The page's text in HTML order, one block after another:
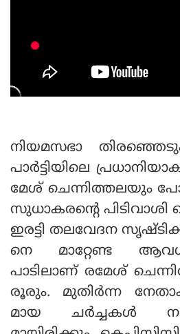
നിയമസഭാ
പാര്‍ട്ടിയിലെ
മേശ് ചെന്നിത്തലയും
സുധാകരന്റെ
ഇരട്ടി തലവേദന
നെ മാറ്റേണ്ട
പാടിലാണ് രമേശ്
രൂരും. മുതിര്‍ന്ന
മായ ചര്‍ച്ചകള്‍